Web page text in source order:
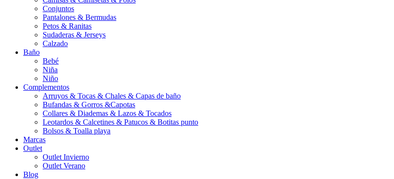
Conjuntos
Pantalones & Bermudas
Petos & Ranitas
Sudaderas & Jerseys
Calzado
Baño
Bebé
Niña
Niño
Complementos
Arruyos & Tocas & Chales & Capas de baño
Bufandas & Gorros &Capotas
Collares & Diademas & Lazos & Tocados
Leotardos & Calcetines & Patucos & Botitas punto
Bolsos & Toalla playa
Marcas
Outlet
Outlet Invierno
Outlet Verano
Blog